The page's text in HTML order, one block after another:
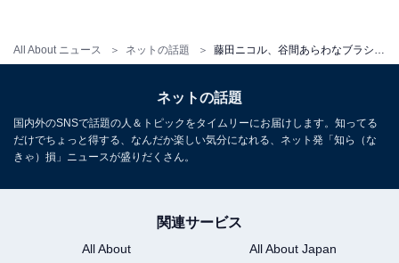
All About ニュース ネットの話題
ネットの話題
国内外のSNSで話題の人＆トピックをタイムリーにお届けします。知ってる
だけでちょっと得する、なんだか楽しい気分になれる、ネット発「知ら（な
きゃ）損」ニュースが盛りだくさん。
関連サービス
All About
All About Japan